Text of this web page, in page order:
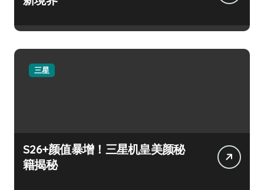
三星
S26+颜值暴增！三星机皇美颜秘
籍揭秘